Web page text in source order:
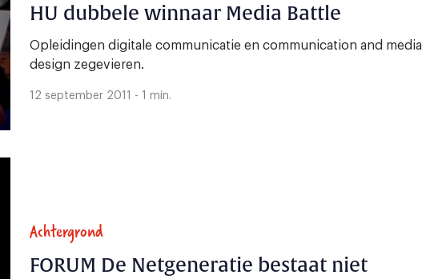
HU dubbele winnaar Media Battle
Opleidingen digitale communicatie en communication and media
design zegevieren.
12 september 2011 - 1 min.
Achtergrond
FORUM De Netgeneratie bestaat niet